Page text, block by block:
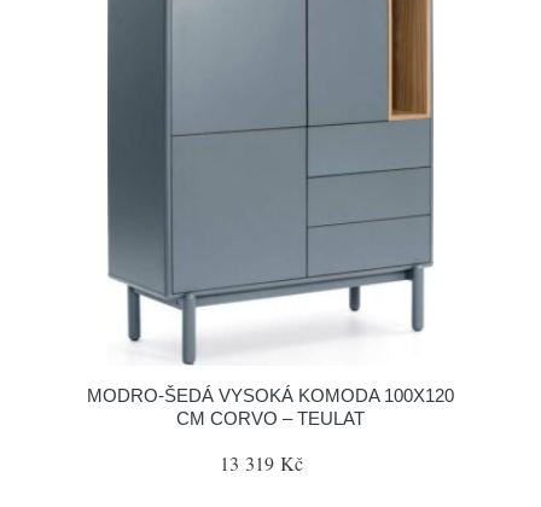
MODRO-ŠEDÁ VYSOKÁ KOMODA 100X120
CM CORVO – TEULAT
13 319 Kč